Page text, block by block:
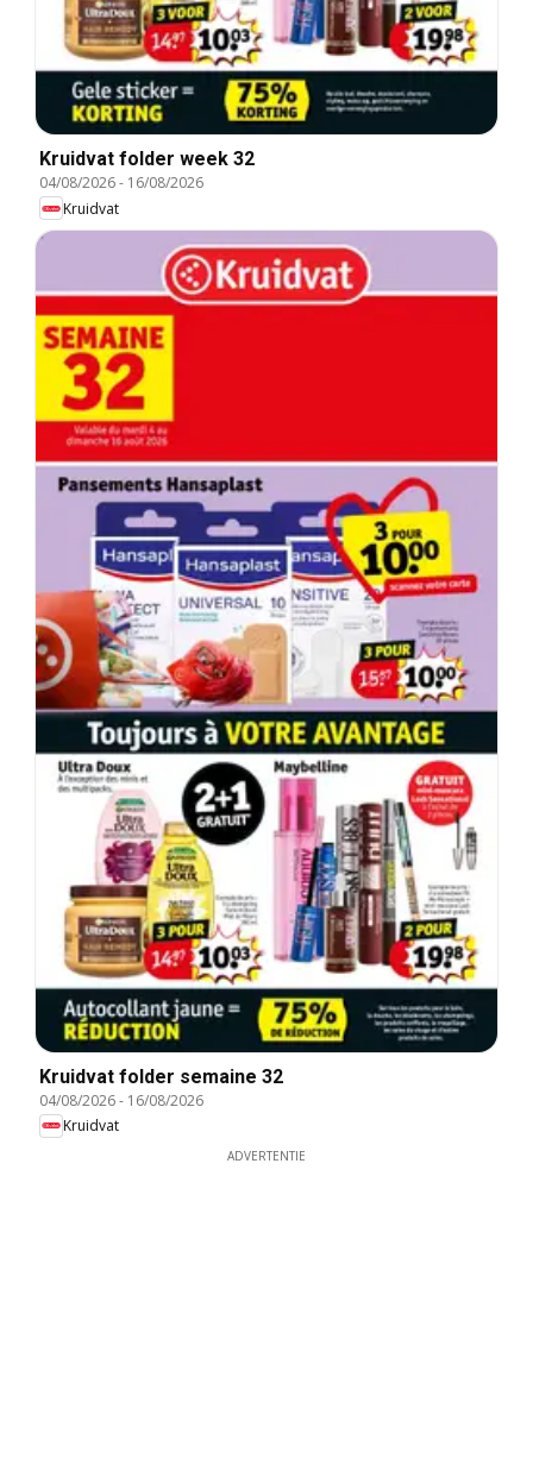
Kruidvat folder week 32
04/08/2026- 16/08/2026
Kruidvat
Kruidvat folder semaine 32
04/08/2026- 16/08/2026
Kruidvat
ADVERTENTIE